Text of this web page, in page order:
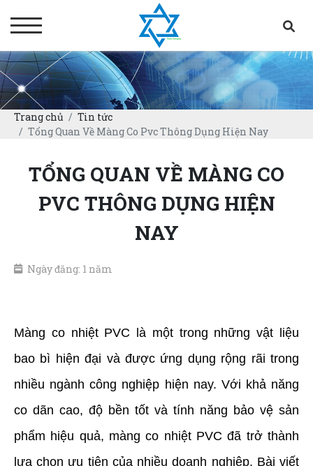
Trang chủ
Tin tức
Tổng Quan Về Màng Co Pvc Thông Dụng Hiện Nay
TỔNG QUAN VỀ MÀNG CO
PVC THÔNG DỤNG HIỆN
NAY
Ngày đăng: 1 năm
Màng co nhiệt PVC là một trong những vật liệu
bao bì hiện đại và được ứng dụng rộng rãi trong
nhiều ngành công nghiệp hiện nay. Với khả năng
co dãn cao, độ bền tốt và tính năng bảo vệ sản
phẩm hiệu quả, màng co nhiệt PVC đã trở thành
lựa chọn ưu tiên của nhiều doanh nghiệp. Bài viết